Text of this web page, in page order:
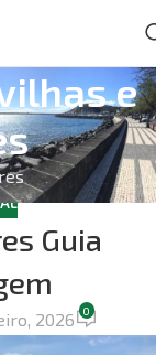
e
Guia
2026 0